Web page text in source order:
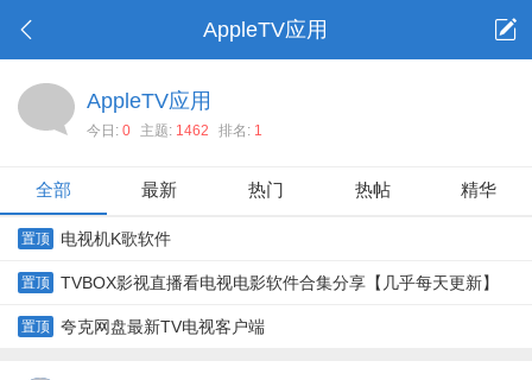
AppleTV应用
AppleTV应用
今日: 0 主题: 1462 排名: 1
全部 最新 热门 热帖 精华
置顶 电视机K歌软件
置顶 TVBOX影视直播看电视电影软件合集分享【几乎每天更新】
22G
置顶 夸克网盘最新TV电视客户端